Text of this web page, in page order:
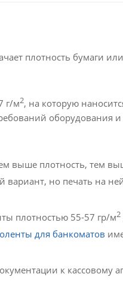
плотность бумаги
г/м2, на которую
оборудования
выше плотность, тем
но печать на
плотностью 55-57 гр/м2
для банкоматов
к кассовому